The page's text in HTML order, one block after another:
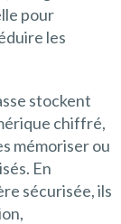
pour
les
stockent
chiffré,
mémoriser ou
En
sécurisée, ils